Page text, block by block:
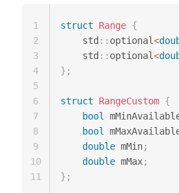
struct Range {
    std
:: optional<
    std
:: optional<
} ;
struct RangeCustom {
bool
bool
double mMin;
double mMax;
} ;
1
2
3
4
5
6
7
8
9
10
11